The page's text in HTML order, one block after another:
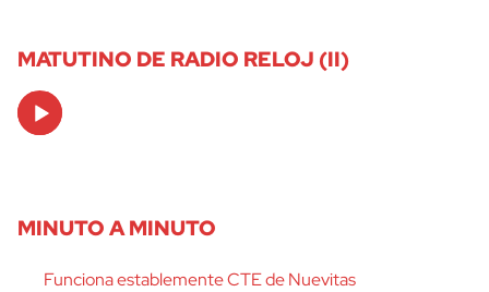
MATUTINO DE RADIO RELOJ (II)
Audio
Player
MINUTO A MINUTO
Funciona establemente CTE de Nuevitas